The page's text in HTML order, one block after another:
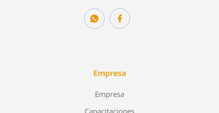
Empresa
Empresa
Capacitaciones